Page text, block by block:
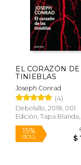
15%
dcto.
EL CORAZÓN DE
TINIEBLAS
Joseph Conrad
(4)
Debolsillo, 2018, 001
Edición, Tapa Blanda,
Nuevo